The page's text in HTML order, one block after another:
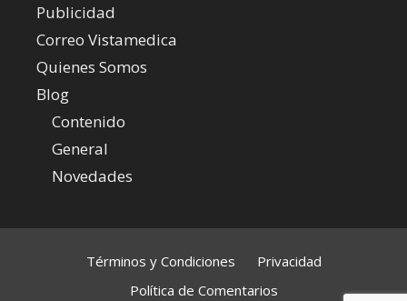
Publicidad
Correo Vistamedica
Quienes Somos
Blog
Contenido
General
Novedades
Términos y Condiciones
Privacidad
Política de Comentarios